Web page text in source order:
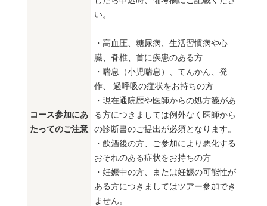
コース参加にあ
たってのご注意
い。
・高血圧、糖尿病、生活習慣病や心
臓、脊椎、首に疾患のある方
・喘息（小児喘息）、てんかん、発
作、 過呼吸の症状をお持ちの方
・現在通院歴や医師からの処方箋があ
る方につきましては例外なく医師から
の診断書のご提出が必須となります。
・飲酒後の方、ご参加により悪化する
おそれのある症状をお持ちの方
・妊娠中の方、または妊娠の可能性が
ある方につきましてはツアー参加でき
ません。